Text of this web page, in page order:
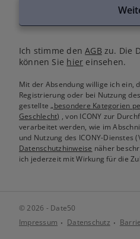
Ich stimme denAGB zu. Die
können Sie hier einsehen.
Mit der Absendung willige ich ein,
Registrierung oder bei Nutzung
gestellte„besondere Kategorien
Geschlecht) , von ICONY zur
verarbeitet werden, wie im
und Nutzung des ICONY-Dienstes
Datenschutzhinweise näher
ich jederzeit mit Wirkung für die
© 2026 - Date50
Impressum
Datenschutz